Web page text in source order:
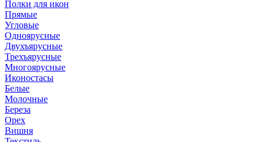
Полки для икон
Прямые
Угловые
Одноярусные
Двухъярусные
Трехъярусные
Многоярусные
Иконостасы
Белые
Молочные
Береза
Орех
Вишня